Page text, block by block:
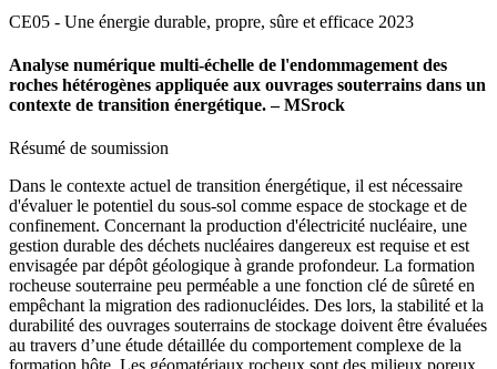
CE05 - Une énergie durable, propre, sûre et efficace 2023
Analyse numérique multi-échelle de l'endommagement des
roches hétérogènes appliquée aux ouvrages souterrains dans un
contexte de transition énergétique. – MSrock
Résumé de soumission
Dans le contexte actuel de transition énergétique, il est nécessaire
d'évaluer le potentiel du sous-sol comme espace de stockage et de
confinement. Concernant la production d'électricité nucléaire, une
gestion durable des déchets nucléaires dangereux est requise et est
envisagée par dépôt géologique à grande profondeur. La formation
rocheuse souterraine peu perméable a une fonction clé de sûreté en
empêchant la migration des radionucléides. Des lors, la stabilité et la
durabilité des ouvrages souterrains de stockage doivent être évaluées
au travers d’une étude détaillée du comportement complexe de la